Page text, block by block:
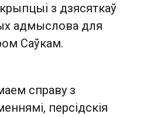
з дзясяткаў
адмыслова для
Саўкам.
справу з
персідскія